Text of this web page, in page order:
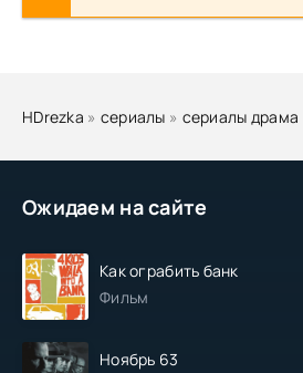
Ожидаем на сайте
Как ограбить банк
Фильм
Ноябрь 63
HDrezka » сериалы » сериалы драма